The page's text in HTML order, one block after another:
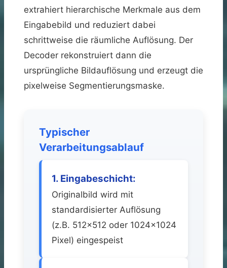
extrahiert hierarchische Merkmale aus dem
Eingabebild und reduziert dabei
schrittweise die räumliche Auflösung. Der
Decoder rekonstruiert dann die
ursprüngliche Bildauflösung und erzeugt die
pixelweise Segmentierungsmaske.
Typischer
Verarbeitungsablauf
1. Eingabeschicht:
Originalbild wird mit
standardisierter Auflösung
(z.B. 512×512 oder 1024×1024
Pixel) eingespeist